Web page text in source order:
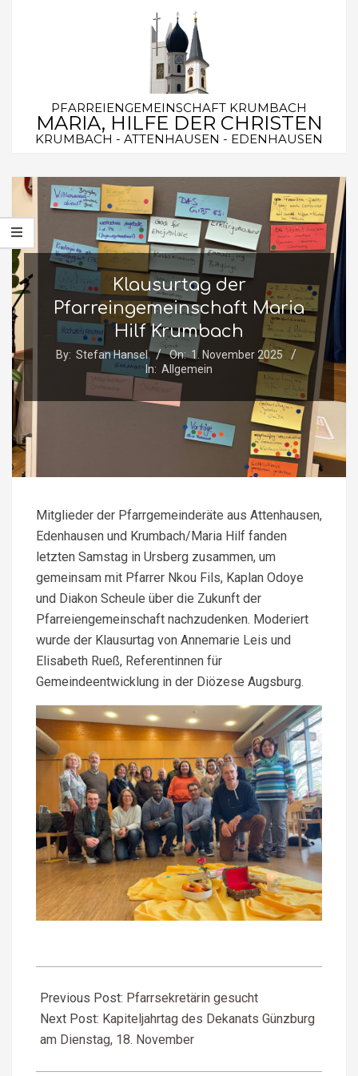
PFARREIENGEMEINSCHAFT KRUMBACH
MARIA, HILFE DER CHRISTEN
KRUMBACH - ATTENHAUSEN - EDENHAUSEN
Secondary
Navigation
Menu
Klausurtag der
Pfarreingemeinschaft Maria
Hilf Krumbach
By: Stefan Hansel On: 1. November 2025
In: Allgemein
Mitglieder der Pfarrgemeinderäte aus Attenhausen,
Edenhausen und Krumbach/Maria Hilf fanden
letzten Samstag in Ursberg zusammen, um
gemeinsam mit Pfarrer Nkou Fils, Kaplan Odoye
und Diakon Scheule über die Zukunft der
Pfarreiengemeinschaft nachzudenken. Moderiert
wurde der Klausurtag von Annemarie Leis und
Elisabeth Rueß, Referentinnen für
Gemeindeentwicklung in der Diözese Augsburg.
11-
01
Previous Post: Pfarrsekretärin gesucht
Next Post: Kapiteljahrtag des Dekanats Günzburg
am Dienstag, 18. November